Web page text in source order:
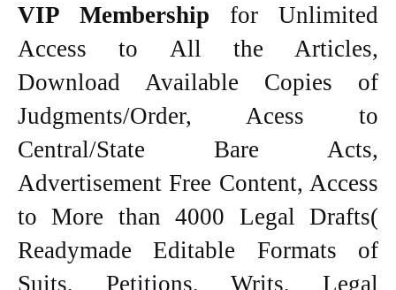
VIP Membership for Unlimited
Access to All the Articles,
Download Available Copies of
Judgments/Order, Acess to
Central/State Bare Acts,
Advertisement Free Content, Access
to More than 4000 Legal Drafts(
Readymade Editable Formats of
Suits, Petitions, Writs, Legal